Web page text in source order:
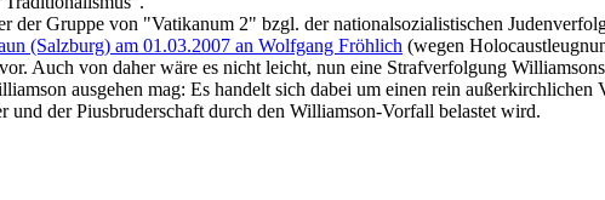
der Gruppe von "Vatikanum 2" bzgl. der nationalsozialistischen
(Salzburg) am 01.03.2007 an Wolfgang Fröhlich (wegen
Auch von daher wäre es nicht leicht, nun eine Strafverfolgung
ausgehen mag: Es handelt sich dabei um einen rein
der Piusbruderschaft durch den Williamson-Vorfall belastet wird.